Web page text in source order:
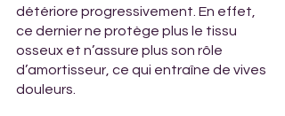
détériore progressivement. En effet,
ce dernier ne protège plus le tissu
osseux et n’assure plus son rôle
d’amortisseur, ce qui entraîne de vives
douleurs.